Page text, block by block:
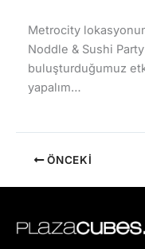
Metrocity
Noddle & Sushi
buluşturduğumuz
yapalım…
ÖNCEKI